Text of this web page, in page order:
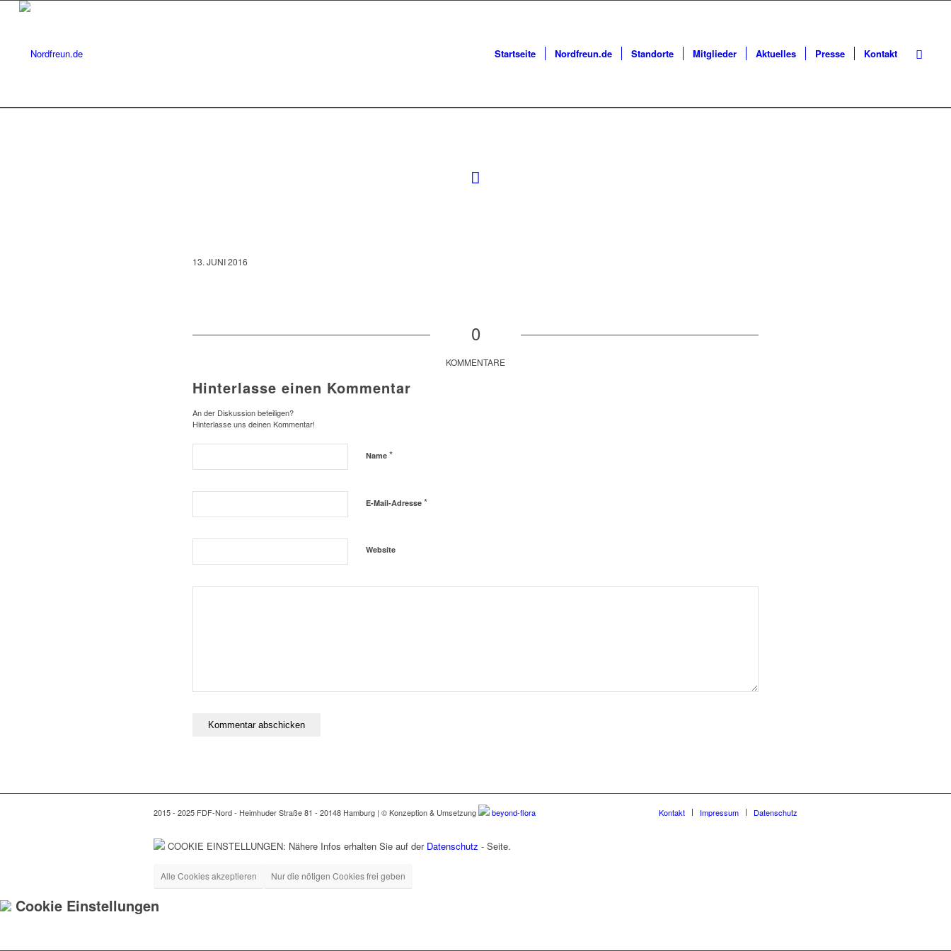
Startseite Nordfreun.de Standorte Mitglieder Aktuelles Presse Kontakt
13. JUNI 2016
0
KOMMENTARE
Hinterlasse einen Kommentar
An der Diskussion beteiligen?
Hinterlasse uns deinen Kommentar!
Name *
E-Mail-Adresse *
Website
2015 - 2025 FDF-Nord - Heimhuder Straße 81 - 20148 Hamburg | © Konzeption & Umsetzung beyond-flora Kontakt Impressum Datenschutz
COOKIE EINSTELLUNGEN: Nähere Infos erhalten Sie auf der Datenschutz - Seite.
Alle Cookies akzeptieren Nur die nötigen Cookies frei geben
Cookie Einstellungen